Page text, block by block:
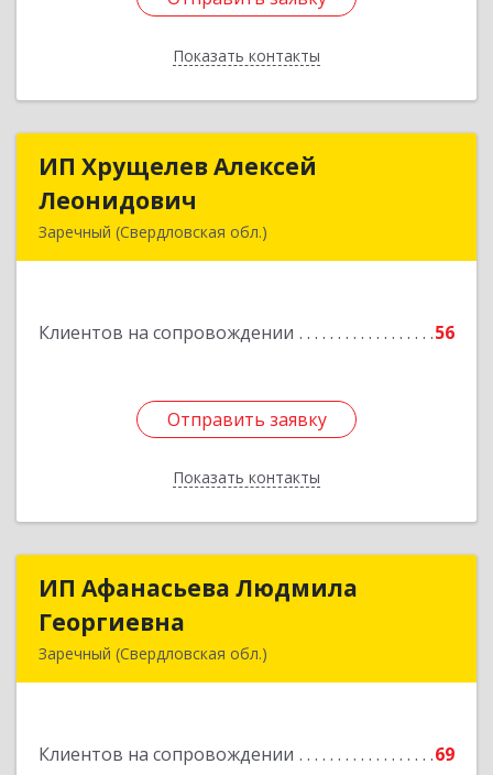
Показать контакты
Назад
ИП Хрущелев Алексей
Леонидович
Заречный (Свердловская обл.)
Клиентов на сопровождении 56
Отправить заявку
Показать контакты
ИП Хрущелев Алексей
Подробнее
Отправить заявку
Назад
ИП Афанасьева Людмила
Георгиевна
Заречный (Свердловская обл.)
Клиентов на сопровождении 69
ИП Афанасьева Людмила
Подробнее